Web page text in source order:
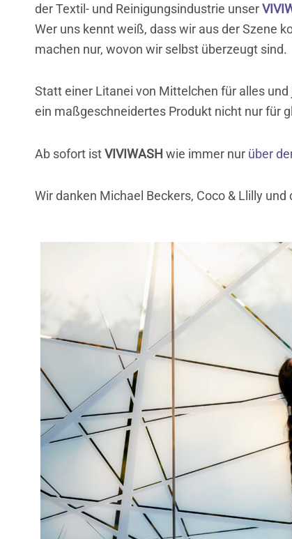
der Textil- und Reinigungsindustrie unser
Wer uns kennt weiß, dass wir aus der Szene
machen nur, wovon wir selbst überzeugt sind.
Statt einer Litanei von Mittelchen für alles
ein maßgeschneidertes Produkt nicht nur für
Ab sofort istVIVIWASH wie immer nur über
Wir danken Michael Beckers, Coco & Llilly